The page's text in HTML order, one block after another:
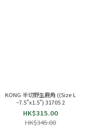
KONG 半切野生鹿角 ((Size L
~7.5"x1.5") 31705 2
HK$315.00
HK$345.00